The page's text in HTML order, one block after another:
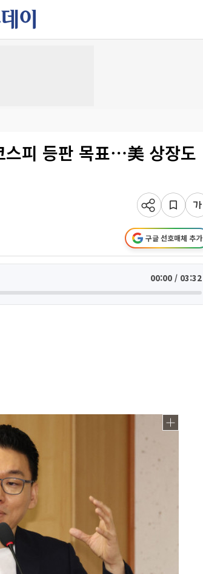
스피 등판 목표⋯美 상장도
구글 선호매체 추가
00:00 / 03:32